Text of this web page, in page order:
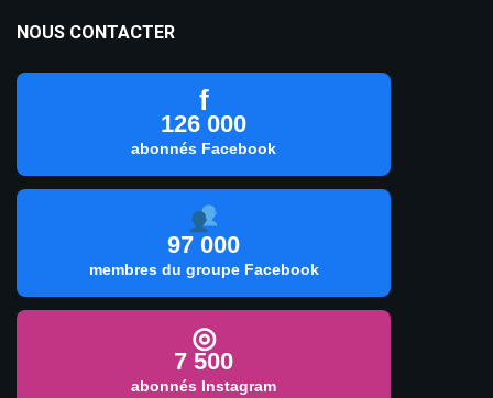
NOUS CONTACTER
f
126 000
abonnés Facebook
97 000
membres du groupe Facebook
◎
7 500
abonnés Instagram